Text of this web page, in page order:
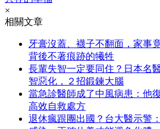
×
相關文章
牙膏沒蓋、襪子不翻面，家事
背後不著痕跡的犧牲
長輩失智一定要同住？日本名
智惡化，２招鍛鍊大腦
當急診醫師成了中風病患：他
高效自救處方
退休瘋跟團出國？台大醫示警